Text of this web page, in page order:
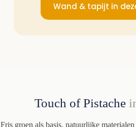
Wand & tapijt in
Touch of Pistache
Fris groen als basis, natuurlijke